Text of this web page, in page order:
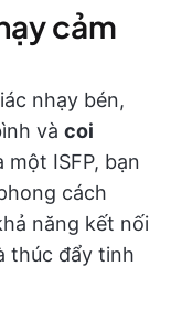
cảm
nhạy bén,
và coi
một ISFP, bạn
cách
năng kết nối
thúc đẩy tinh